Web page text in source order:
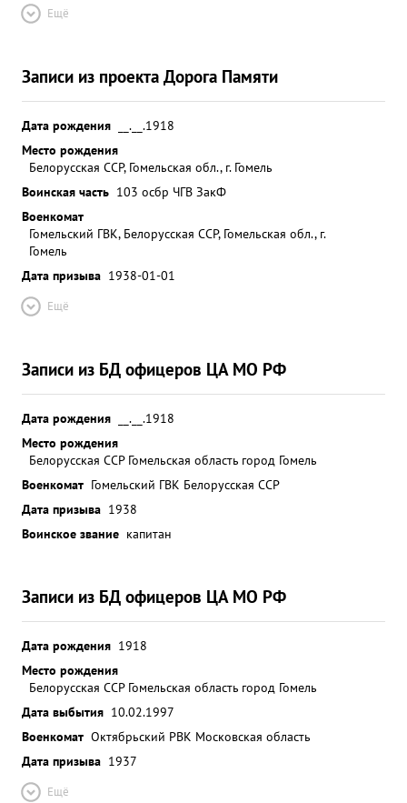
Ещё
Записи из проекта Дорога Памяти
Дата рождения
__.__.1918
Место рождения
Белорусская ССР, Гомельская обл., г. Гомель
Воинская часть 103 осбр ЧГВ ЗакФ
Военкомат
Гомельский ГВК, Белорусская ССР, Гомельская обл., г.
Гомель
Дата призыва 1938-01-01
Ещё
Записи из БД офицеров ЦА МО РФ
Дата рождения
__.__.1918
Место рождения
Белорусская ССР Гомельская область город Гомель
Военкомат Гомельский ГВК Белорусская ССР
Дата призыва 1938
Воинское звание капитан
Записи из БД офицеров ЦА МО РФ
Дата рождения 1918
Место рождения
Белорусская ССР Гомельская область город Гомель
Дата выбытия 10.02.1997
Военкомат Октябрьский РВК Московская область
Дата призыва 1937
Ещё